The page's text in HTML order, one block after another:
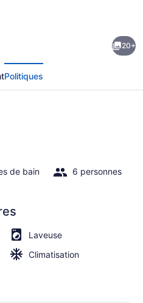
20+
Politiques
de bain 6 personnes
Laveuse
Climatisation